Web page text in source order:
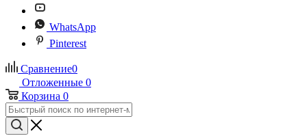
WhatsApp
Pinterest
Сравнение0
Отложенные 0
Корзина 0